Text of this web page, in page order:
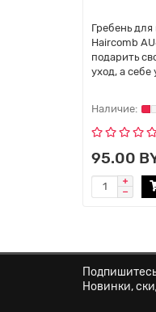
Гребень для
Haircomb
подарить
уход, а себе
95.00
Новинки,